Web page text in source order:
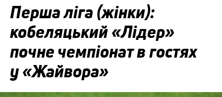
Перша ліга (жінки):
кобеляцький «Лідер»
почне чемпіонат в гостях
у «Жайвора»